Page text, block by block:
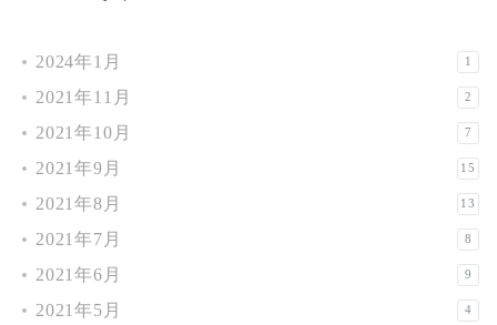
2024年1月 1
2021年11月 2
2021年10月 7
2021年9月 15
2021年8月 13
2021年7月 8
2021年6月 9
2021年5月 4